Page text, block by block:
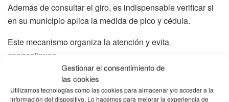
Gestionar el consentimiento de
las cookies
Utilizamos tecnologías como las cookies para almacenar y/o acceder a la
información del dispositivo. Lo hacemos para mejorar la experiencia de
Además de consultar el giro, es indispensable verificar si
en su municipio aplica la medida de pico y cédula.
Este mecanismo organiza la atención y evita
congestiones.
También es recomendable:
Confirmar la dirección exacta del punto autorizado.